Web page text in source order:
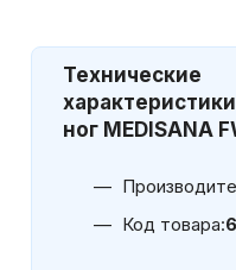
Технические
характеристики
ног MEDISANA
Код товара: